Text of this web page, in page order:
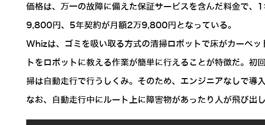
価格は、万一の故障に備えた保証サービスを含んだ料金で
9,800円、5年契約が月額2万9,800円となっている。
Whizは、ゴミを吸い取る方式の清掃ロボットで床がカーペ
トをロボットに教える作業が簡単に行えることが特徴だ。
掃は自動走行で行うしくみ。そのため、エンジニアなしで導
なお、自動走行中にルート上に障害物があったり人が飛び出